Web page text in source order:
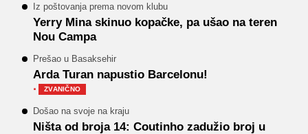
Iz poštovanja prema novom klubu
Yerry Mina skinuo kopačke, pa ušao na teren
Nou Campa
Prešao u Basaksehir
Arda Turan napustio Barcelonu!
· ZVANIČNO
Došao na svoje na kraju
Ništa od broja 14: Coutinho zadužio broj u